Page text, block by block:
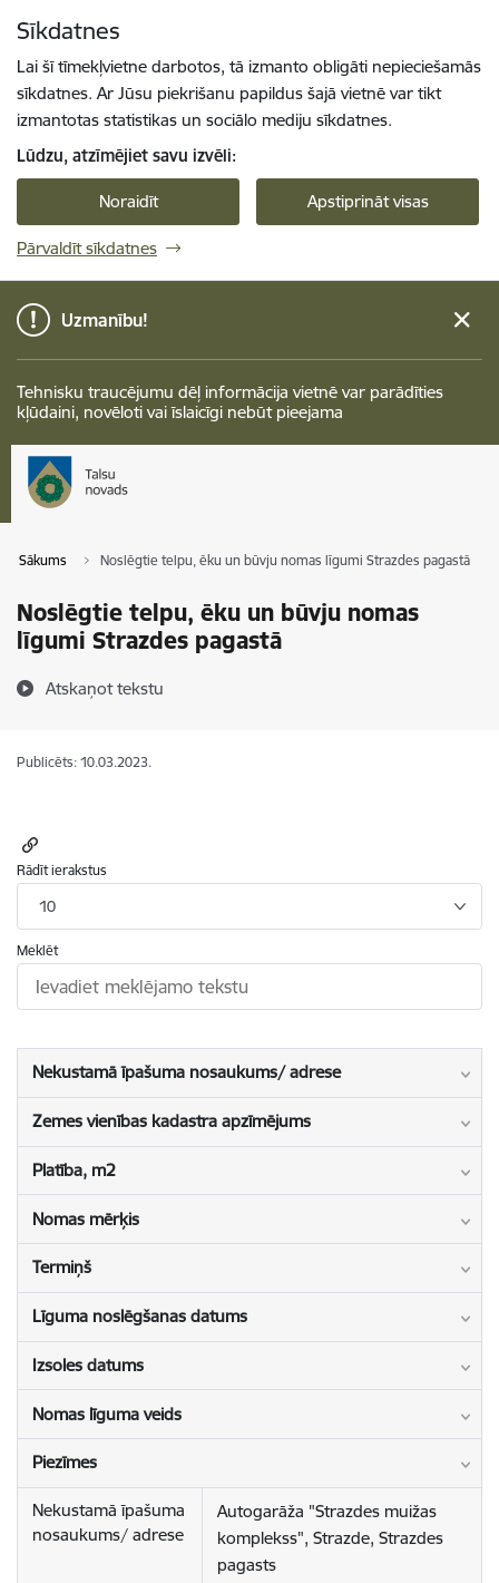
Sīkdatnes
Lai šī tīmekļvietne darbotos, tā izmanto obligāti nepieciešamās
sīkdatnes. Ar Jūsu piekrišanu papildus šajā vietnē var tikt
izmantotas statistikas un sociālo mediju sīkdatnes.
Lūdzu, atzīmējiet savu izvēli:
Noraidīt Apstiprināt visas
Pārvaldīt sīkdatnes
Uzmanību!
Tehnisku traucējumu dēļ informācija vietnē var parādīties
kļūdaini, novēloti vai īslaicīgi nebūt pieejama
Sākums Noslēgtie telpu, ēku un būvju nomas līgumi Strazdes pagastā
Noslēgtie telpu, ēku un būvju nomas
līgumi Strazdes pagastā
Atskaņot tekstu
Publicēts: 10.03.2023.
Rādīt ierakstus
10
Meklēt
Nekustamā īpašuma nosaukums/ adrese
Zemes vienības kadastra apzīmējums
Platība, m2
Nomas mērķis
Termiņš
Līguma noslēgšanas datums
Izsoles datums
Nomas līguma veids
Piezīmes
Autogarāža "Strazdes muižas
komplekss", Strazde, Strazdes
pagasts